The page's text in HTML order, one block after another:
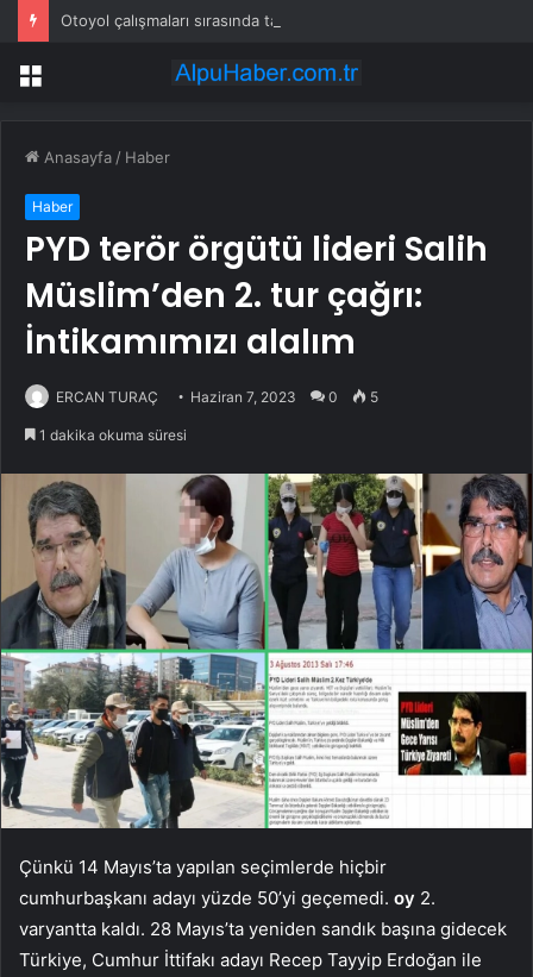
Otoyol çalışmaları sırasında tam 22 bin torba altın çıkarıldı
Menü
Anasayfa / Haber
Haber
PYD terör örgütü lideri Salih
Müslim’den 2. tur çağrı:
İntikamımızı alalım
ERCAN TURAÇ Haziran 7, 2023 0 5
1 dakika okuma süresi
Çünkü 14 Mayıs’ta yapılan seçimlerde hiçbir
cumhurbaşkanı adayı yüzde 50’yi geçemedi. oy 2.
varyantta kaldı. 28 Mayıs’ta yeniden sandık başına gidecek
Türkiye, Cumhur İttifakı adayı Recep Tayyip Erdoğan ile